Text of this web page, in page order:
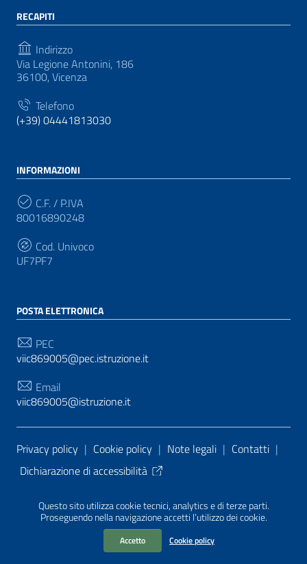
Questo sito utilizza cookie tecnici, analytics e di terze parti.
Proseguendo nella navigazione accetti l’utilizzo dei cookie.
Accetto Cookie policy
RECAPITI
Indirizzo
Via Legione Antonini, 186
36100, Vicenza
Telefono
(+39) 04441813030
INFORMAZIONI
C.F. / P.IVA
80016890248
Cod. Univoco
UF7PF7
POSTA ELETTRONICA
PEC
viic869005@pec.istruzione.it
Email
viic869005@istruzione.it
Sezione Link Utili
Privacy policy | Cookie policy | Note legali | Contatti |
Dichiarazione di accessibilità
PA di AgID
| Realizzato con WordPress
da